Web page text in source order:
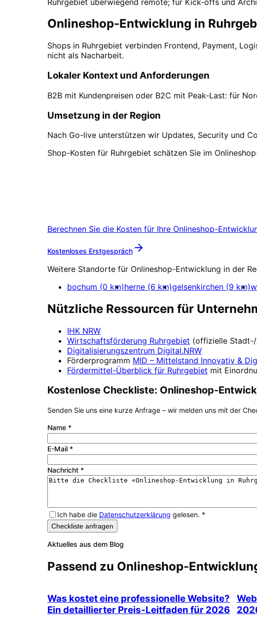
Onlineshop-Entwicklung in
Shops in Ruhrgebiet verbinden Frontend, Payment,
nicht als Nacharbeit.
Lokaler Kontext und Anforderungen
B2B mit Kundenpreisen oder B2C mit Peak-Last: für
Umsetzung in der Region
Nach Go-live unterstützen wir Updates, Security und
Shop-Kosten für Ruhrgebiet schätzen Sie im
Berechnen Sie die Kosten für Ihre Onlineshop-
Kostenloses Erstgespräch
Weitere Standorte für Onlineshop-Entwicklung in der
bochum (0 km)herne (6 km)gelsenkirchen (9 km)
Nützliche Ressourcen für
IHK NRW
Wirtschaftsförderung Ruhrgebiet (offizielle Stadt-/
Digitalisierungszentrum Digital.NRW
Förderprogramm MID – Mittelstand Innovativ &
Fördermittel-Überblick für Ruhrgebiet mit
Kostenlose Checkliste: Onlineshop-
Senden Sie uns eine kurze Anfrage – wir melden uns mit der
Name *
E-Mail *
Nachricht *
Ich habe die Datenschutzerklärung gelesen. *
Checkliste anfragen
Aktuelles aus dem Blog
Passend zu Onlineshop-
Was kostet eine professionelle Website?
Ein detaillierter Preis-Leitfaden für 2026